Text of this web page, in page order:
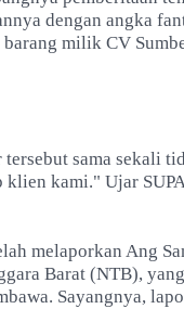
dengan angka
milik CV
sama sekali
kami." Ujar
melaporkan Ang
Barat (NTB),
Sayangnya,